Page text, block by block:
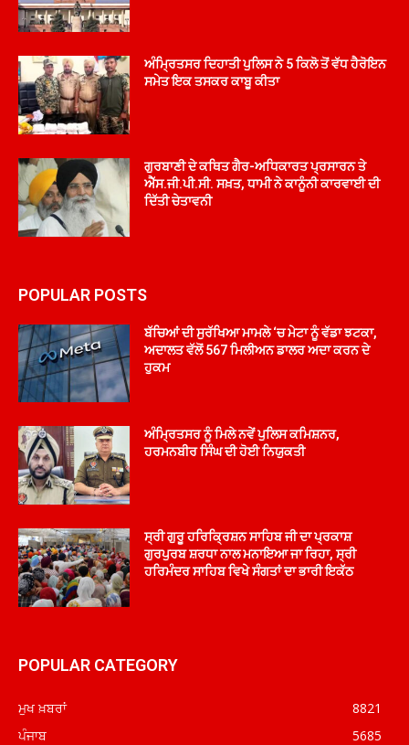
ਅੰਮ੍ਰਿਤਸਰ ਦਿਹਾਤੀ ਪੁਲਿਸ ਨੇ 5 ਕਿਲੋ ਤੋਂ ਵੱਧ ਹੈਰੋਇਨ
ਸਮੇਤ ਇਕ ਤਸਕਰ ਕਾਬੂ ਕੀਤਾ
ਗੁਰਬਾਣੀ ਦੇ ਕਥਿਤ ਗੈਰ-ਅਧਿਕਾਰਤ ਪ੍ਰਸਾਰਨ ਤੇ
ਐੱਸ.ਜੀ.ਪੀ.ਸੀ. ਸਖ਼ਤ, ਧਾਮੀ ਨੇ ਕਾਨੂੰਨੀ ਕਾਰਵਾਈ ਦੀ
ਦਿੱਤੀ ਚੇਤਾਵਨੀ
POPULAR POSTS
ਬੱਚਿਆਂ ਦੀ ਸੁਰੱਖਿਆ ਮਾਮਲੇ ‘ਚ ਮੇਟਾ ਨੂੰ ਵੱਡਾ ਝਟਕਾ,
ਅਦਾਲਤ ਵੱਲੋਂ 567 ਮਿਲੀਅਨ ਡਾਲਰ ਅਦਾ ਕਰਨ ਦੇ
ਹੁਕਮ
ਅੰਮ੍ਰਿਤਸਰ ਨੂੰ ਮਿਲੇ ਨਵੇਂ ਪੁਲਿਸ ਕਮਿਸ਼ਨਰ,
ਹਰਮਨਬੀਰ ਸਿੰਘ ਦੀ ਹੋਈ ਨਿਯੁਕਤੀ
ਸ੍ਰੀ ਗੁਰੂ ਹਰਿਕ੍ਰਿਸ਼ਨ ਸਾਹਿਬ ਜੀ ਦਾ ਪ੍ਰਕਾਸ਼
ਗੁਰਪੁਰਬ ਸ਼ਰਧਾ ਨਾਲ ਮਨਾਇਆ ਜਾ ਰਿਹਾ, ਸ੍ਰੀ
ਹਰਿਮੰਦਰ ਸਾਹਿਬ ਵਿਖੇ ਸੰਗਤਾਂ ਦਾ ਭਾਰੀ ਇਕੱਠ
POPULAR CATEGORY
ਮੁਖ ਖ਼ਬਰਾਂ
8821
ਪੰਜਾਬ
5685